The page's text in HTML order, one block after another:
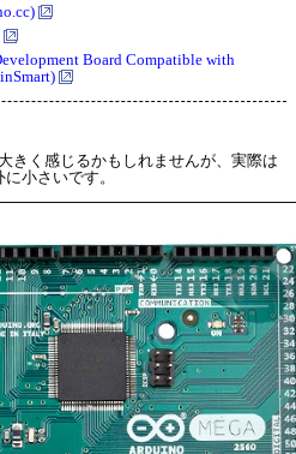
Board Compatible with
きく感じるかもしれませんが、実際は
小さいです。